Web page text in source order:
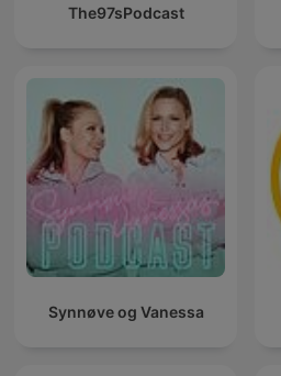
The97sPodcast
Synnøve og Vanessa